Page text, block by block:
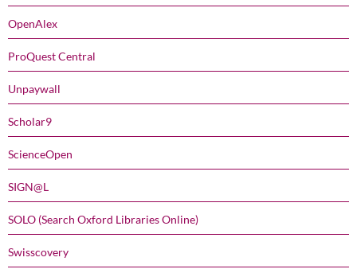
OpenAlex
ProQuest Central
Unpaywall
Scholar9
ScienceOpen
SIGN@L
SOLO (Search Oxford Libraries Online)
Swisscovery